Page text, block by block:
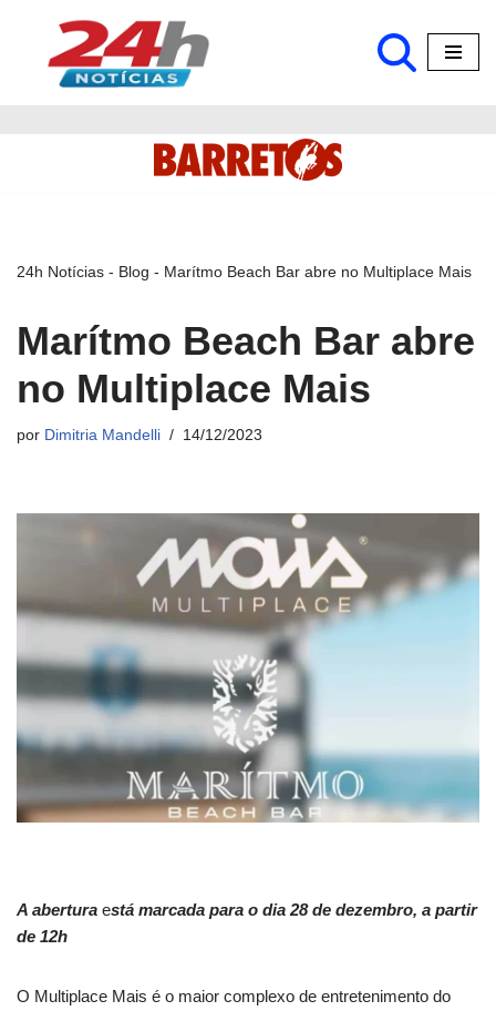
Pular
24h Notícias - Blog - Marítmo Beach Bar abre no Multiplace Mais
Marítmo Beach Bar abre
no Multiplace Mais
por Dimitria Mandelli 14/12/2023
A abertura está marcada para o dia 28 de dezembro, a partir
de 12h
O Multiplace Mais é o maior complexo de entretenimento do